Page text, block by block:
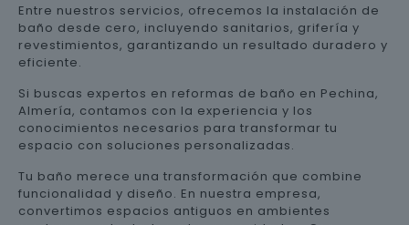
Entre nuestros servicios, ofrecemos la instalación de
baño desde cero, incluyendo sanitarios, grifería y
revestimientos, garantizando un resultado duradero y
eficiente.
Si buscas expertos en reformas de baño en Pechina,
Almería, contamos con la experiencia y los
conocimientos necesarios para transformar tu
espacio con soluciones personalizadas.
Tu baño merece una transformación que combine
funcionalidad y diseño. En nuestra empresa,
convertimos espacios antiguos en ambientes